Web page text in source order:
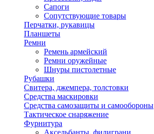
Сапоги
Сопутствующие товары
Перчатки, рукавицы
Планшеты
Ремни
Ремень армейский
Ремни оружейные
Шнуры пистолетные
Рубашки
Свитера, джемпера, толстовки
Средства маскировки
Средства самозащиты и самообороны
Тактическое снаряжение
Фурнитура
Аксельбанты, филиграни